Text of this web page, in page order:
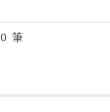
0 筆